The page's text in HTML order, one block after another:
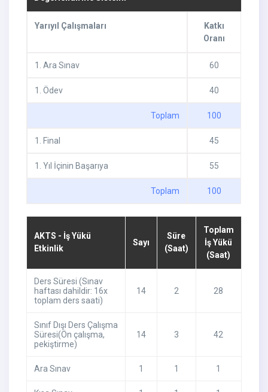
Yarıyıl Çalışmaları
Katkı
Oranı
1 . Ara Sınav 60
1 . Ödev 40
Toplam 100
1 . Final 45
1 . Yıl İçinin Başarıya 55
Toplam 100
AKTS - İş Yükü
Etkinlik
Sayı
Süre
(Saat)
Toplam
İş Yükü
(Saat)
Ders Süresi (Sınav
haftası dahildir: 16x
toplam ders saati)
14 2 28
Sınıf Dışı Ders Çalışma
Süresi(Ön çalışma,
pekiştirme)
14 3 42
Ara Sınav 1 1 1